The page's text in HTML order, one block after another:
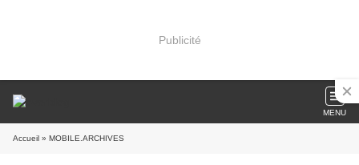
Publicité
MENU
Accueil » MOBILE.ARCHIVES